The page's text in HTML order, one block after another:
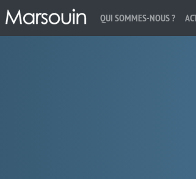
QUI SOMMES-NOUS ?